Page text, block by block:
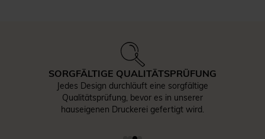
SORGFÄLTIGE QUALITÄTSPRÜFUNG
Jedes Design durchläuft eine sorgfältige
Qualitätsprüfung, bevor es in unserer
hauseigenen Druckerei gefertigt wird.